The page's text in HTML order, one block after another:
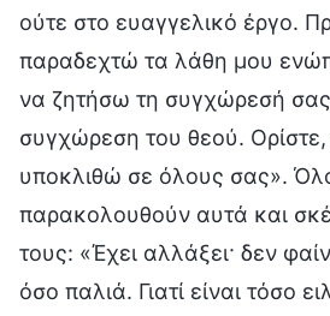
ούτε στο ευαγγελικό έργο.
παραδεχτώ τα λάθη μου
να ζητήσω τη συγχώρεσή
συγχώρεση του θεού.
υποκλιθώ σε όλους σας».
παρακολουθούν αυτά και
τους: «Έχει αλλάξει· δεν
όσο παλιά. Γιατί είναι τόσο